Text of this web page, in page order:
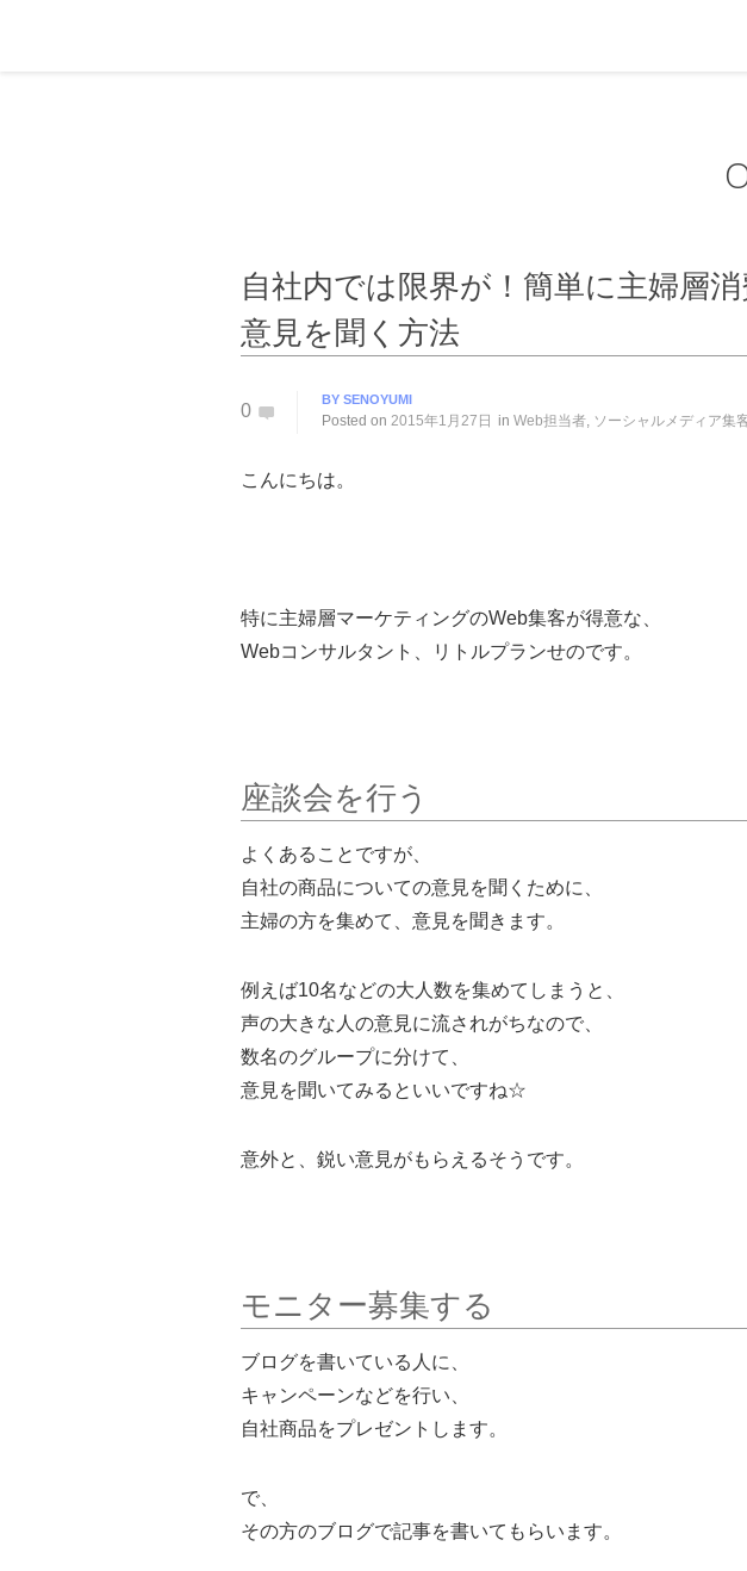
自社内では限界が！簡単に主婦層
意見を聞く方法
0
BY SENOYUMI
Posted on 2015年1月27日 in Web担当者, ソーシャルメディア集
こんにちは。
特に主婦層マーケティングのWeb集客が得意な、
Webコンサルタント、リトルプランせのです。
座談会を行う
よくあることですが、
自社の商品についての意見を聞くために、
主婦の方を集めて、意見を聞きます。
例えば10名などの大人数を集めてしまうと、
声の大きな人の意見に流されがちなので、
数名のグループに分けて、
意見を聞いてみるといいですね☆
意外と、鋭い意見がもらえるそうです。
モニター募集する
ブログを書いている人に、
キャンペーンなどを行い、
自社商品をプレゼントします。
で、
その方のブログで記事を書いてもらいます。